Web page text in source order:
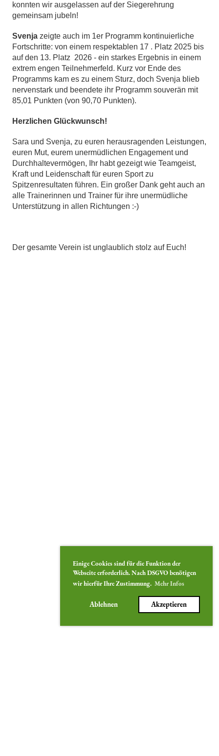
Einige Cookies sind für die Funktion der
Webseite erforderlich. Nach DSGVO benötigen
wir hierfür Ihre Zustimmung. Mehr Infos
Ablehnen Akzeptieren
konnten wir ausgelassen auf der Siegerehrung
gemeinsam jubeln!
Svenja zeigte auch im 1er Programm kontinuierliche
Fortschritte: von einem respektablen 17 . Platz 2025 bis
auf den 13. Platz 2026 - ein starkes Ergebnis in einem
extrem engen Teilnehmerfeld. Kurz vor Ende des
Programms kam es zu einem Sturz, doch Svenja blieb
nervenstark und beendete ihr Programm souverän mit
85,01 Punkten (von 90,70 Punkten).
Herzlichen Glückwunsch!
Sara und Svenja, zu euren herausragenden Leistungen,
euren Mut, eurem unermüdlichen Engagement und
Durchhaltevermögen, Ihr habt gezeigt wie Teamgeist,
Kraft und Leidenschaft für euren Sport zu
Spitzenresultaten führen. Ein großer Dank geht auch an
alle Trainerinnen und Trainer für ihre unermüdliche
Unterstützung in allen Richtungen :-)
Der gesamte Verein ist unglaublich stolz auf Euch!